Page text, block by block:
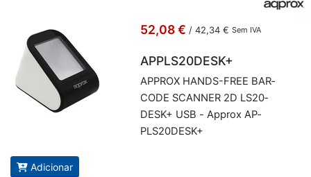
52,08 € / 42,34 € Sem IVA
APPLS20DESK+
AP­PROX HANDS-FREE BAR­
CODE SCANNER 2D LS20­
DESK+ USB - Ap­prox AP­
PLS20­DESK+
Adicionar